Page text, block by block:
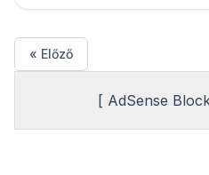
« Előző
[ AdSense